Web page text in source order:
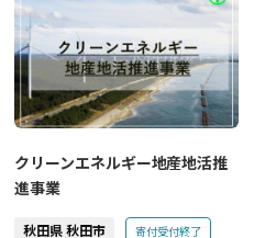
クリーンエネルギー地産地活推
進事業
秋田県 秋田市 寄付受付終了